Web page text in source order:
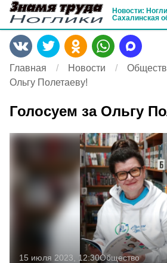
Новости:
Сахалинская
Главная Новости
Ольгу Полетаеву!
Голосуем за Ольгу
15 июля 2023, 12:30Общество